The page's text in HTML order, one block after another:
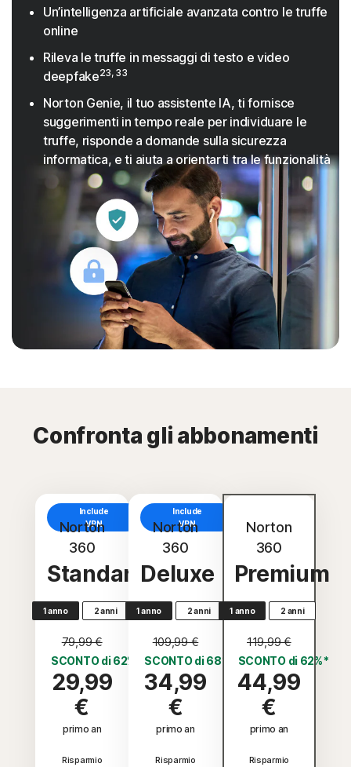
Un’intelligenza artificiale avanzata contro le truffe
online
Rileva le truffe in messaggi di testo e video
deepfake23, 33
Norton Genie, il tuo assistente IA, ti fornisce
suggerimenti in tempo reale per individuare le
truffe, risponde a domande sulla sicurezza
informatica, e ti aiuta a orientarti tra le funzionalità
Confronta gli abbonamenti
Include
VPN
Norton
360
Standard
1 anno 2 anni
79,99 €
SCONTO di 62%*
29,99
€
primo an
Risparmio
Include
VPN
Norton
360
Deluxe
1 anno 2 anni
109,99 €
SCONTO di 68%*
34,99
€
primo an
Risparmio
Norton
360
Premium
1 anno 2 anni
119,99 €
SCONTO di 62%*
44,99
€
primo an
Risparmio